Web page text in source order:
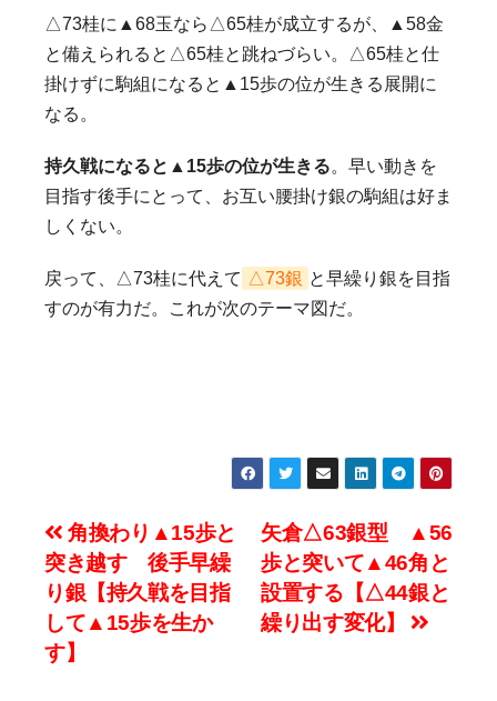
△73桂に▲68玉なら△65桂が成立するが、▲58金
と備えられると△65桂と跳ねづらい。△65桂と仕
掛けずに駒組になると▲15歩の位が生きる展開に
なる。
持久戦になると▲15歩の位が生きる。早い動きを
目指す後手にとって、お互い腰掛け銀の駒組は好ま
しくない。
戻って、△73桂に代えて △73銀 と早繰り銀を目指
すのが有力だ。これが次のテーマ図だ。
投
稿
ナ
ビ
矢倉△63銀型 ▲56
歩と突いて▲46角と
設置する【△44銀と
繰り出す変化】
角換わり▲15歩と
突き越す 後手早繰
り銀【持久戦を目指
して▲15歩を生か
す】